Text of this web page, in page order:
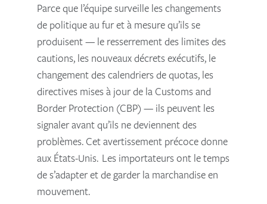
Parce que l’équipe surveille les changements
de politique au fur et à mesure qu’ils se
produisent — le resserrement des limites des
cautions, les nouveaux décrets exécutifs, le
changement des calendriers de quotas, les
directives mises à jour de la Customs and
Border Protection (CBP) — ils peuvent les
signaler avant qu’ils ne deviennent des
problèmes. Cet avertissement précoce donne
aux États-Unis. Les importateurs ont le temps
de s’adapter et de garder la marchandise en
mouvement.